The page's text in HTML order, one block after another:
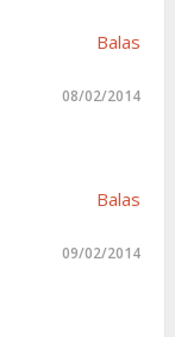
Balas
08/02/2014
Balas
09/02/2014